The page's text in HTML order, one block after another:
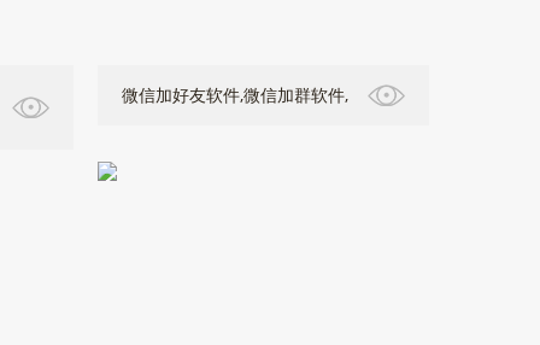
微信加好友软件,微信加群软件,